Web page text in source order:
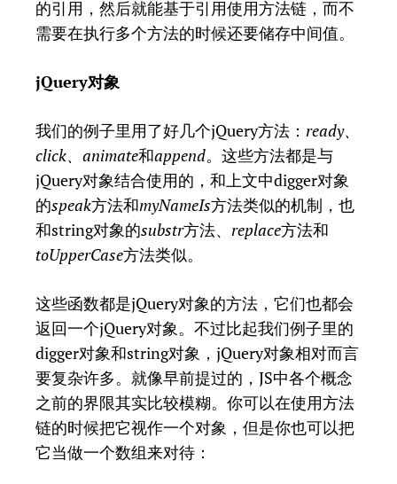
的引用，然后就能基于引用使用方法链，而不
需要在执行多个方法的时候还要储存中间值。
jQuery对象
我们的例子里用了好几个jQuery方法： ready、
click、animate和append。这些方法都是与
jQuery对象结合使用的，和上文中digger对象
的speak方法和myNameIs方法类似的机制，也
和string对象的substr方法、 replace方法和
toUpperCase方法类似。
这些函数都是jQuery对象的方法，它们也都会
返回一个jQuery对象。不过比起我们例子里的
digger对象和string对象，jQuery对象相对而言
要复杂许多。就像早前提过的，JS中各个概念
之前的界限其实比较模糊。你可以在使用方法
链的时候把它视作一个对象，但是你也可以把
它当做一个数组来对待：